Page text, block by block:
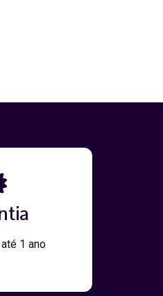
1 ano